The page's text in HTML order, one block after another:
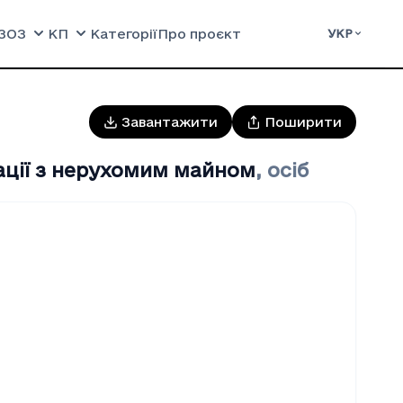
КП КатегоріїПро проєкт УКР
Завантажити Поширити
з нерухомим майном, осіб